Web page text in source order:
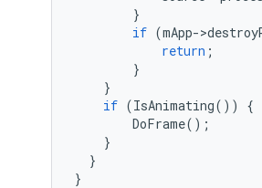
}
if (mApp->
return ;
}
}
if (IsAnimating())
{
DoFrame();
}
}
}